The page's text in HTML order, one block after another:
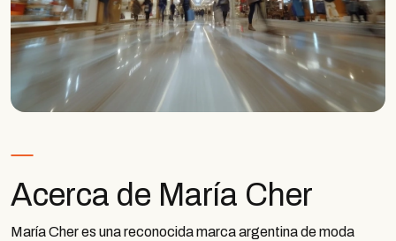
Acerca de María Cher
María Cher es una reconocida marca argentina de moda